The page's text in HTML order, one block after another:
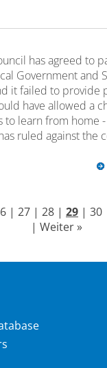
has agreed to
Government and
it failed to provide
have allowed a
to learn from home
ruled against the
| 27 | 28 | 29 | 30
| Weiter »